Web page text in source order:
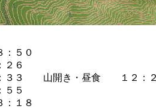
０
６
３３ 山開き・昼食 １２：
５
１８